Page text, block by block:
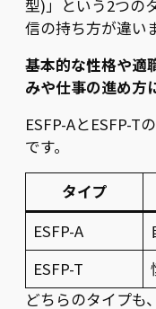
型)」という2つの
信の持ち方が違い
基本的な性格や適
みや仕事の進め方
ESFP-AとESFP-T
です。
タイプ
ESFP-A
ESFP-T
どちらのタイプも